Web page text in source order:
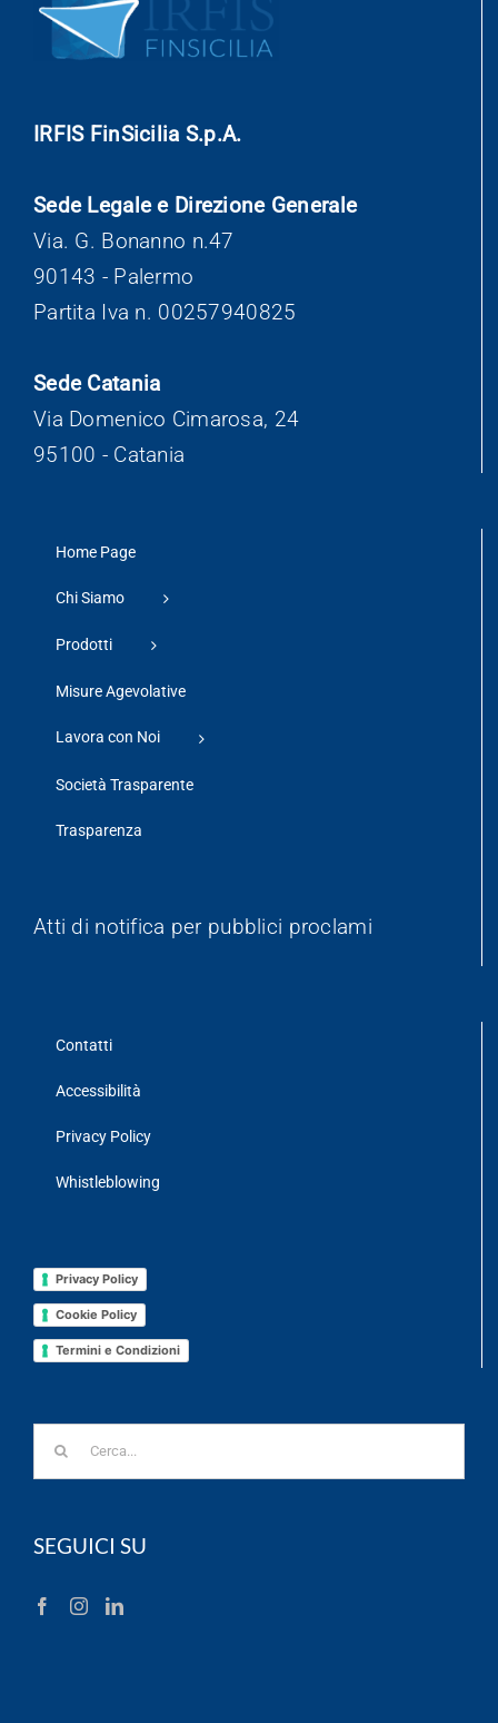
IRFIS FinSicilia S.p.A.
Sede Legale e Direzione Generale
Via. G. Bonanno n.47
90143 - Palermo
Partita Iva n. 00257940825
Sede Catania
Via Domenico Cimarosa, 24
95100 - Catania
Home Page
Chi Siamo
Prodotti
Misure Agevolative
Lavora con Noi
Società Trasparente
Trasparenza
Atti di notifica per pubblici proclami
Contatti
Accessibilità
Privacy Policy
Whistleblowing
Privacy Policy
Cookie Policy
Termini e Condizioni
Cerca
per:
SEGUICI SU